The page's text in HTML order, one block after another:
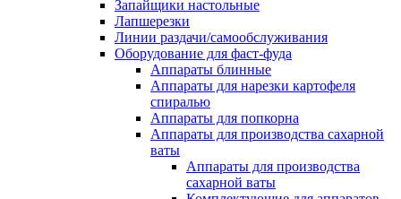
Запайщики настольные
Лапшерезки
Линии раздачи/самообслуживания
Оборудование для фаст-фуда
Аппараты блинные
Аппараты для нарезки картофеля
спиралью
Аппараты для попкорна
Аппараты для производства сахарной
ваты
Аппараты для производства
сахарной ваты